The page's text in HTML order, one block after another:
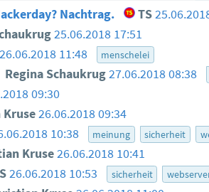
Nachtrag. TS
25.06.2018 17:51
26.06.2018 11:48 menschelei
Regina Schaukrug27.06.2018 08:38
09:30
26.06.2018 09:34
10:38 meinung sicherheit
Kruse26.06.2018 10:41
26.06.2018 10:53 sicherheit